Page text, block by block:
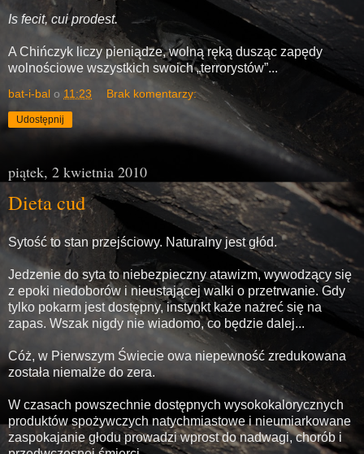
Is fecit, cui prodest.
A Chińczyk liczy pieniądze, wolną ręką dusząc zapędy
wolnościowe wszystkich swoich „terrorystów”...
bat-i-bal o 11:23 Brak komentarzy:
Udostępnij
piątek, 2 kwietnia 2010
Dieta cud
Sytość to stan przejściowy. Naturalny jest głód.
Jedzenie do syta to niebezpieczny atawizm, wywodzący się
z epoki niedoborów i nieustającej walki o przetrwanie. Gdy
tylko pokarm jest dostępny, instynkt każe nażreć się na
zapas. Wszak nigdy nie wiadomo, co będzie dalej...
Cóż, w Pierwszym Świecie owa niepewność zredukowana
została niemalże do zera.
W czasach powszechnie dostępnych wysokokalorycznych
produktów spożywczych natychmiastowe i nieumiarkowane
zaspokajanie głodu prowadzi wprost do nadwagi, chorób i